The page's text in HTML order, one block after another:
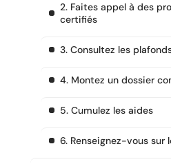
2. Faites appel à des
certifiés
3. Consultez les
4. Montez un dossier
5. Cumulez les aides
6. Renseignez-vous sur